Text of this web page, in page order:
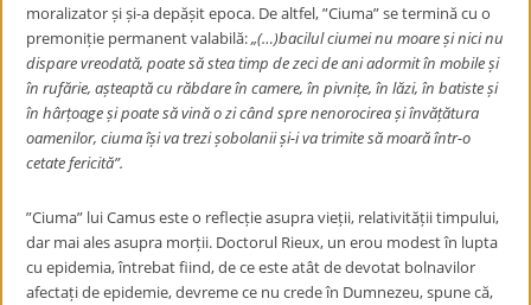
moralizator și și-a depășit epoca. De altfel, ”Ciuma” se termină cu o
premoniție permanent valabilă:„(…)bacilul ciumei nu moare și nici nu
dispare vreodată, poate să stea timp de zeci de ani adormit în mobile și
în rufărie, așteaptă cu răbdare în camere, în pivnițe, în lăzi, în batiste și
în hârțoage și poate să vină o zi când spre nenorocirea și învățătura
oamenilor, ciuma își va trezi șobolanii și-i va trimite să moară într-o
cetate fericită”.
”Ciuma” lui Camus este o reflecție asupra vieții, relativității timpului,
dar mai ales asupra morții. Doctorul Rieux, un erou modest în lupta
cu epidemia, întrebat fiind, de ce este atât de devotat bolnavilor
afectați de epidemie, devreme ce nu crede în Dumnezeu, spune că,